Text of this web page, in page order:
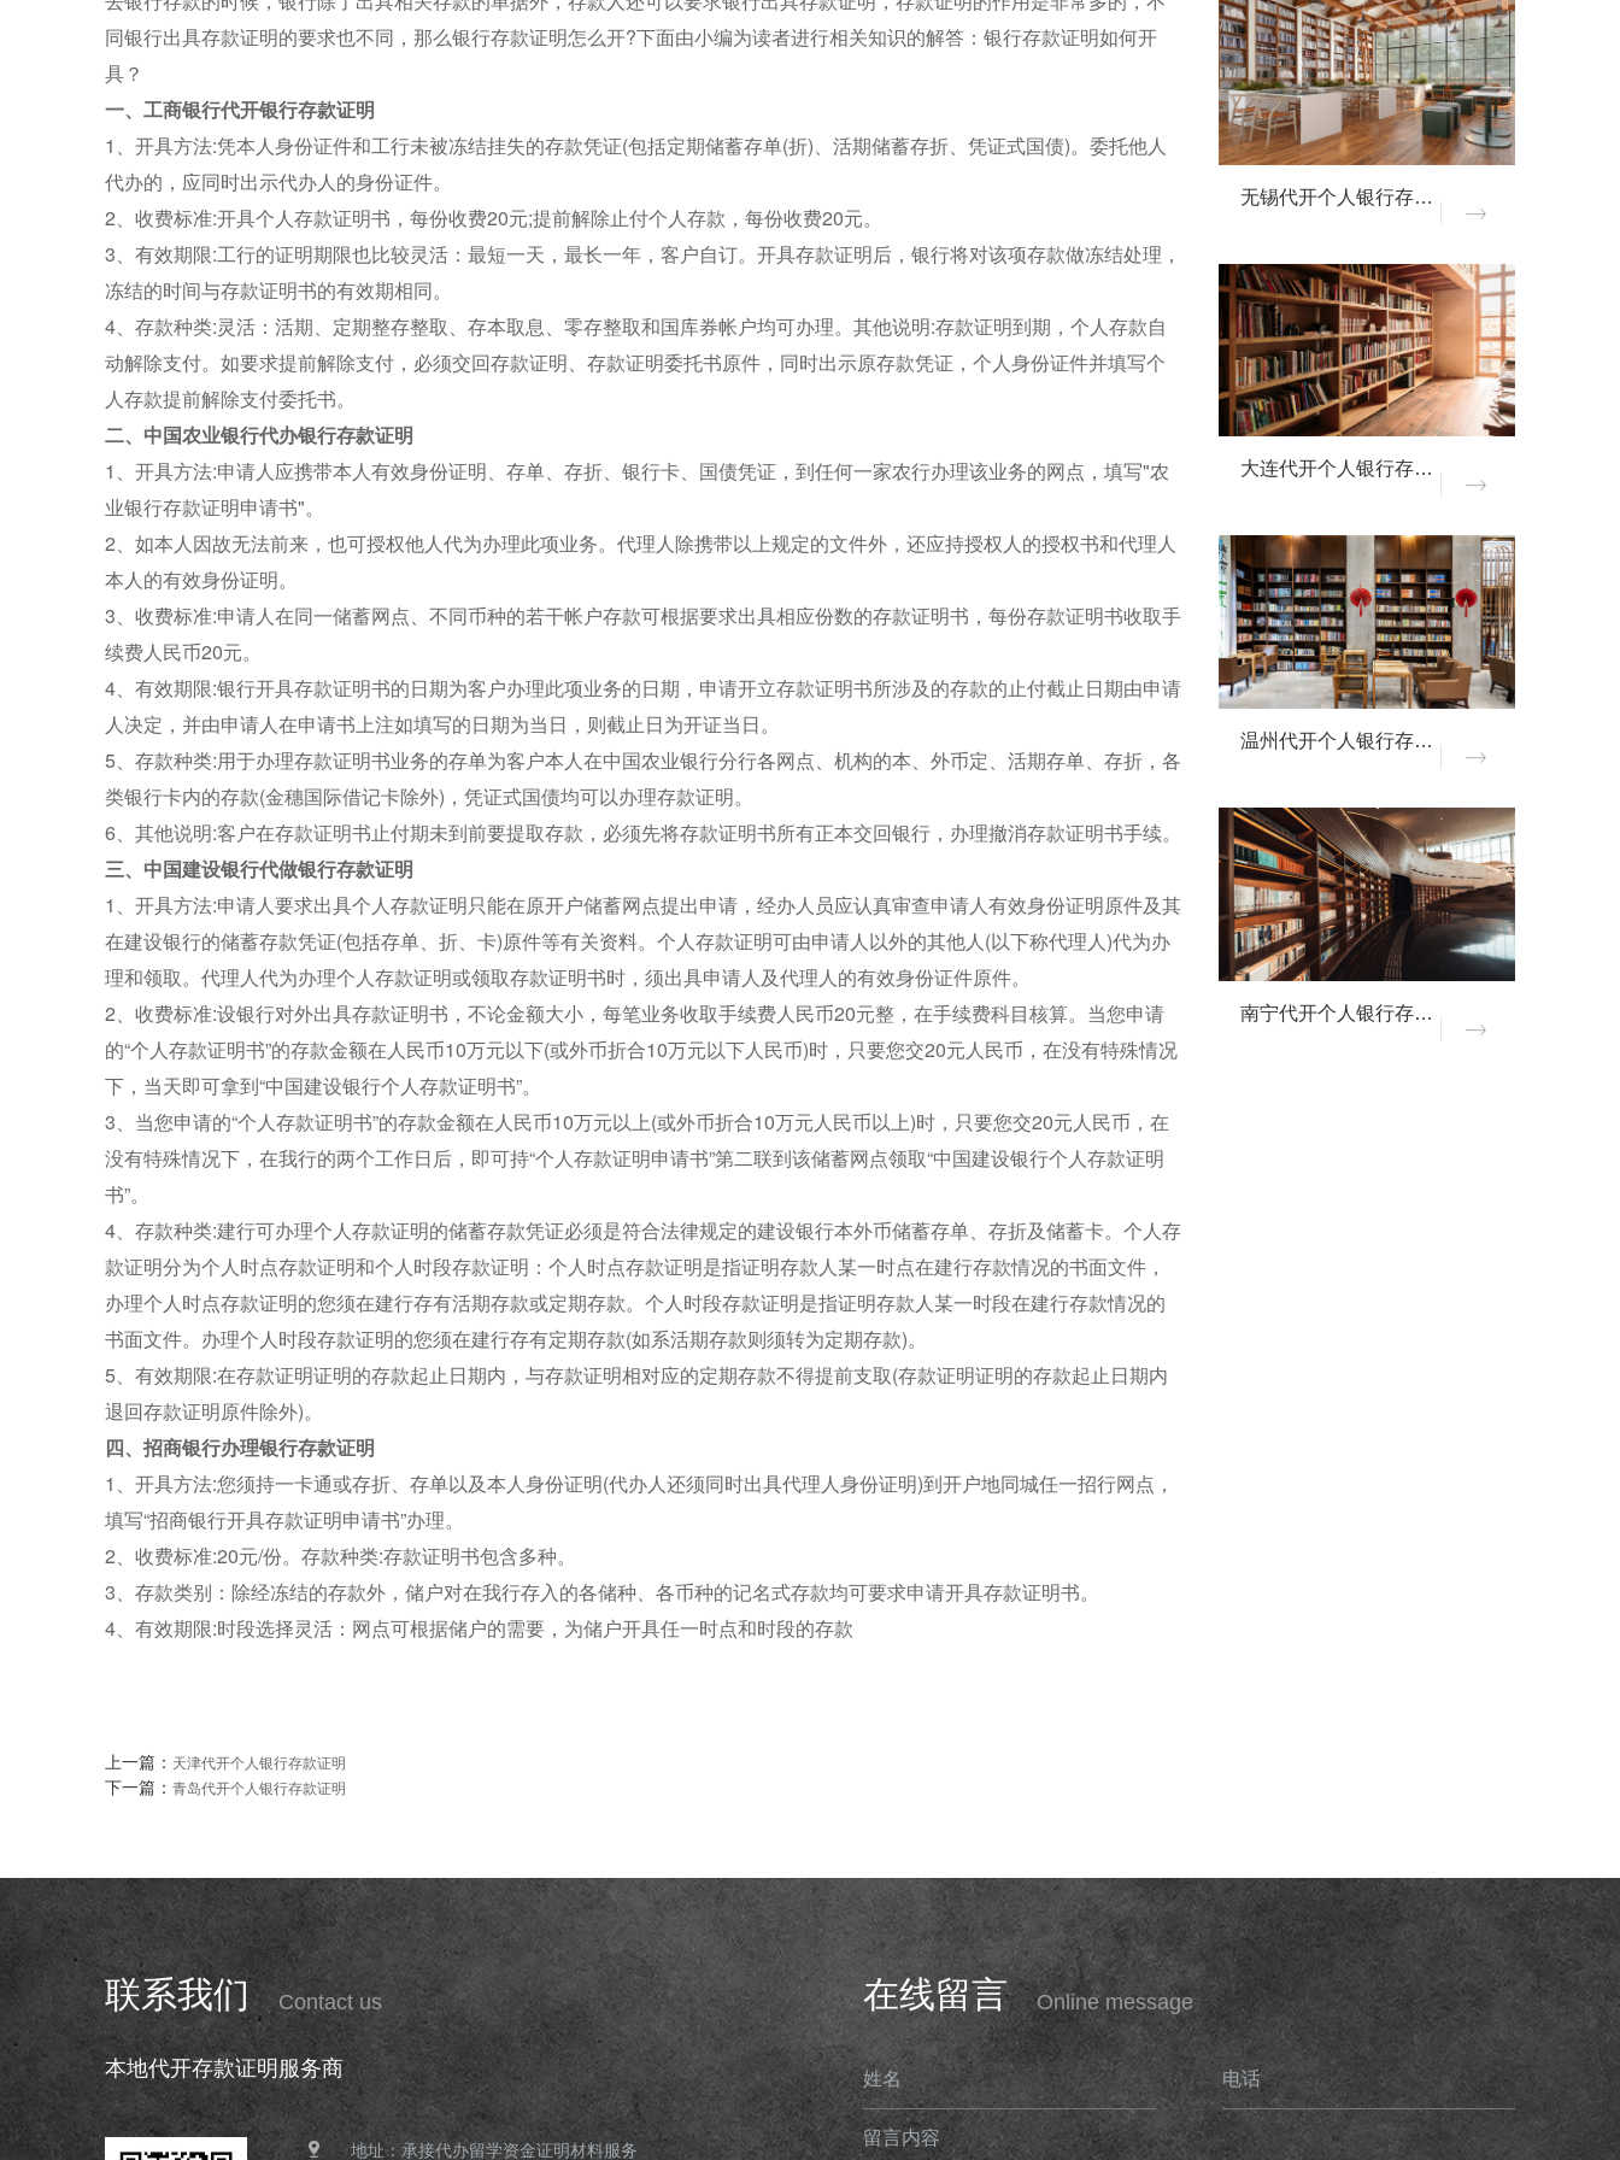
同银行出具存款证明的要求也不同，那么银行存款证明怎么开?下面由小编为读者进行相关知识的解答：银行存款证明如何开
具？
一、工商银行代开银行存款证明
1、开具方法:凭本人身份证件和工行未被冻结挂失的存款凭证(包括定期储蓄存单(折)、活期储蓄存折、凭证式国债)。委托他人
代办的，应同时出示代办人的身份证件。
2、收费标准:开具个人存款证明书，每份收费20元;提前解除止付个人存款，每份收费20元。
3、有效期限:工行的证明期限也比较灵活：最短一天，最长一年，客户自订。开具存款证明后，银行将对该项存款做冻结处理，
冻结的时间与存款证明书的有效期相同。
4、存款种类:灵活：活期、定期整存整取、存本取息、零存整取和国库券帐户均可办理。其他说明:存款证明到期，个人存款自
动解除支付。如要求提前解除支付，必须交回存款证明、存款证明委托书原件，同时出示原存款凭证，个人身份证件并填写个
人存款提前解除支付委托书。
二、中国农业银行代办银行存款证明
1、开具方法:申请人应携带本人有效身份证明、存单、存折、银行卡、国债凭证，到任何一家农行办理该业务的网点，填写"农
业银行存款证明申请书"。
2、如本人因故无法前来，也可授权他人代为办理此项业务。代理人除携带以上规定的文件外，还应持授权人的授权书和代理人
本人的有效身份证明。
3、收费标准:申请人在同一储蓄网点、不同币种的若干帐户存款可根据要求出具相应份数的存款证明书，每份存款证明书收取手
续费人民币20元。
4、有效期限:银行开具存款证明书的日期为客户办理此项业务的日期，申请开立存款证明书所涉及的存款的止付截止日期由申请
人决定，并由申请人在申请书上注如填写的日期为当日，则截止日为开证当日。
5、存款种类:用于办理存款证明书业务的存单为客户本人在中国农业银行分行各网点、机构的本、外币定、活期存单、存折，各
类银行卡内的存款(金穗国际借记卡除外)，凭证式国债均可以办理存款证明。
6、其他说明:客户在存款证明书止付期未到前要提取存款，必须先将存款证明书所有正本交回银行，办理撤消存款证明书手续。
三、中国建设银行代做银行存款证明
1、开具方法:申请人要求出具个人存款证明只能在原开户储蓄网点提出申请，经办人员应认真审查申请人有效身份证明原件及其
在建设银行的储蓄存款凭证(包括存单、折、卡)原件等有关资料。个人存款证明可由申请人以外的其他人(以下称代理人)代为办
理和领取。代理人代为办理个人存款证明或领取存款证明书时，须出具申请人及代理人的有效身份证件原件。
2、收费标准:设银行对外出具存款证明书，不论金额大小，每笔业务收取手续费人民币20元整，在手续费科目核算。当您申请
的“个人存款证明书”的存款金额在人民币10万元以下(或外币折合10万元以下人民币)时，只要您交20元人民币，在没有特殊情况
下，当天即可拿到“中国建设银行个人存款证明书”。
3、当您申请的“个人存款证明书”的存款金额在人民币10万元以上(或外币折合10万元人民币以上)时，只要您交20元人民币，在
没有特殊情况下，在我行的两个工作日后，即可持“个人存款证明申请书”第二联到该储蓄网点领取“中国建设银行个人存款证明
书”。
4、存款种类:建行可办理个人存款证明的储蓄存款凭证必须是符合法律规定的建设银行本外币储蓄存单、存折及储蓄卡。个人存
款证明分为个人时点存款证明和个人时段存款证明：个人时点存款证明是指证明存款人某一时点在建行存款情况的书面文件，
办理个人时点存款证明的您须在建行存有活期存款或定期存款。个人时段存款证明是指证明存款人某一时段在建行存款情况的
书面文件。办理个人时段存款证明的您须在建行存有定期存款(如系活期存款则须转为定期存款)。
5、有效期限:在存款证明证明的存款起止日期内，与存款证明相对应的定期存款不得提前支取(存款证明证明的存款起止日期内
退回存款证明原件除外)。
四、招商银行办理银行存款证明
1、开具方法:您须持一卡通或存折、存单以及本人身份证明(代办人还须同时出具代理人身份证明)到开户地同城任一招行网点，
填写“招商银行开具存款证明申请书”办理。
2、收费标准:20元/份。存款种类:存款证明书包含多种。
3、存款类别：除经冻结的存款外，储户对在我行存入的各储种、各币种的记名式存款均可要求申请开具存款证明书。
4、有效期限:时段选择灵活：网点可根据储户的需要，为储户开具任一时点和时段的存款
上一篇： 天津代开个人银行存款证明
下一篇： 青岛代开个人银行存款证明
无锡代开个人银行存款证明
大连代开个人银行存款证明
温州代开个人银行存款证明
南宁代开个人银行存款证明
在线留言 Online message
姓名 电话
留言内容
联系我们 Contact us
本地代开存款证明服务商
地址：承接代办留学资金证明材料服务